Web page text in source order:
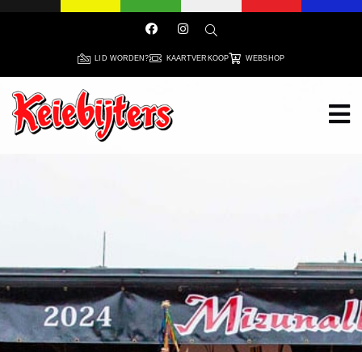
LID WORDEN? KAARTVERKOOP WEBSHOP